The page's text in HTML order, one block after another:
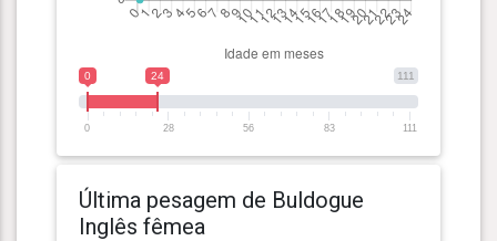
111
0 24
0 28 56 83 111
Última pesagem de Buldogue
Inglês fêmea